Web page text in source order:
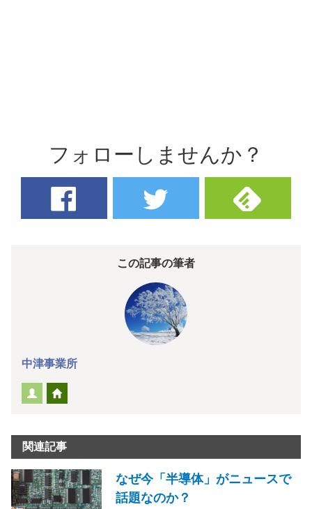
フォローしませんか？
この記事の筆者
中津事業所
関連記事
なぜ今「半導体」がニュースで
話題なのか？